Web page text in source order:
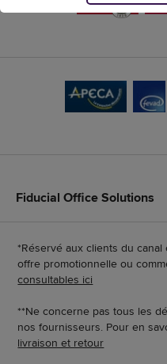
Fiducial Office Solutions
*Réservé aux clients du
offre promotionnelle ou
consultables ici
**Ne concerne pas tous les
nos fournisseurs. Pour en
livraison et retour